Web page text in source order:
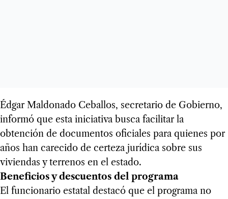
Édgar Maldonado Ceballos, secretario de Gobierno,
informó que esta iniciativa busca facilitar la
obtención de documentos oficiales para quienes por
años han carecido de certeza jurídica sobre sus
viviendas y terrenos en el estado.
Beneficios y descuentos del programa
El funcionario estatal destacó que el programa no